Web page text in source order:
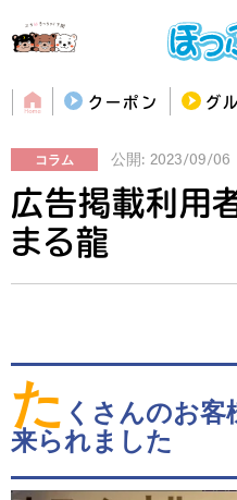
クーポン グ
コラム 公開: 2023/09/06
広告掲載利用
まる龍
た くさんのお
来られました